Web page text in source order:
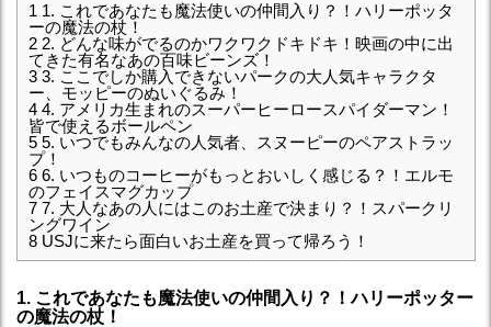
1 1. これであなたも魔法使いの仲間入り？！ハリーポッタ
ーの魔法の杖！
2 2. どんな味がでるのかワクワクドキドキ！映画の中に出
てきた有名なあの百味ビーンズ！
3 3. ここでしか購入できないパークの大人気キャラクタ
ー、モッピーのぬいぐるみ！
4 4. アメリカ生まれのスーパーヒーロースパイダーマン！
皆で使えるボールペン
5 5. いつでもみんなの人気者、スヌーピーのペアストラッ
プ！
6 6. いつものコーヒーがもっとおいしく感じる？！エルモ
のフェイスマグカップ
7 7. 大人なあの人にはこのお土産で決まり？！スパークリ
ングワイン
8 USJに来たら面白いお土産を買って帰ろう！
1. これであなたも魔法使いの仲間入り？！ハリーポッター
の魔法の杖！